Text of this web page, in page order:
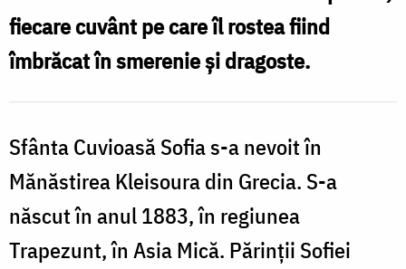
asceta
din
Kleisoura
fiecare cuvânt pe care îl rostea fiind
îmbrăcat în smerenie și dragoste.
Sfânta Cuvioasă Sofia s-a nevoit în
Mănăstirea Kleisoura din Grecia. S-a
născut în anul 1883, în regiunea
Trapezunt, în Asia Mică. Părinții Sofiei